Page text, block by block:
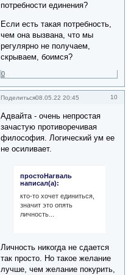
потребности единения?
Если есть такая потребность,
чем она вызвана, что мы
регулярно не получаем,
скрываем, боимся?
0
Поделиться 10
08.05.22 20:45
Адвайта - очень непростая
зачастую противоречивая
философия. Логический ум ее
не осиливает.
простоНагваль
написал(а):
кто-то хочет единиться,
значит это опять
личность...
Личность никогда не сдается
так просто. Но такое желание
лучше, чем желание покурить,